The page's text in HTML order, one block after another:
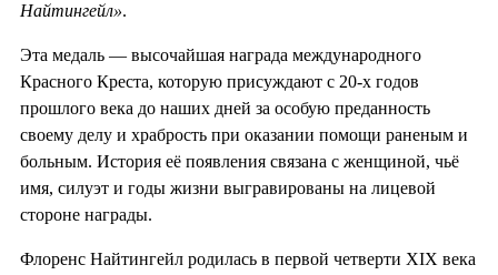
Найтингейл».
Эта медаль — высочайшая награда международного
Красного Креста, которую присуждают с 20-х годов
прошлого века до наших дней за особую преданность
своему делу и храбрость при оказании помощи раненым и
больным. История её появления связана с женщиной, чьё
имя, силуэт и годы жизни выгравированы на лицевой
стороне награды.
Флоренс Найтингейл родилась в первой четверти XIX века